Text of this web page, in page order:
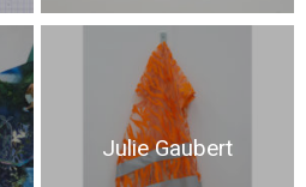
Julie Gaubert